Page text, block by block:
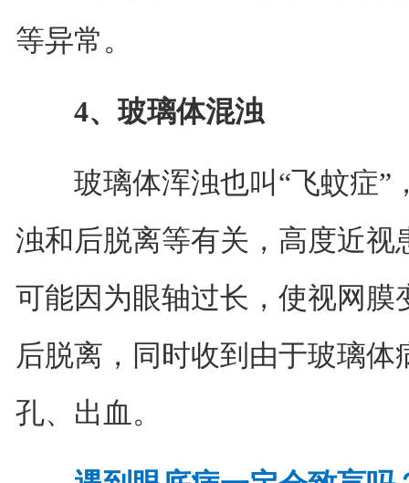
等异常。
4、玻璃体混浊
玻璃体浑浊也叫“飞蚊症”
浊和后脱离等有关，高度近
可能因为眼轴过长，使视网
后脱离，同时收到由于玻璃
孔、出血。